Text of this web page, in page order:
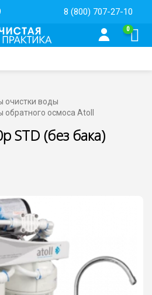
8 (800) 707-27-10
0
очистки воды
осмоса Atoll
STD (без бака)